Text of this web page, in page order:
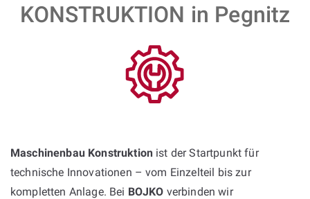
KONSTRUKTION in Pegnitz
Maschinenbau Konstruktion ist der Startpunkt für
technische Innovationen – vom Einzelteil bis zur
kompletten Anlage. Bei BOJKO verbinden wir